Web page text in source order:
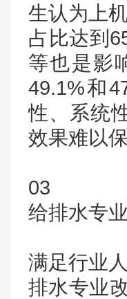
生认为上
占比达到
等也是影
49.1%和
性、系统
效果难以保
03
给排水专
满足行业
排水专业